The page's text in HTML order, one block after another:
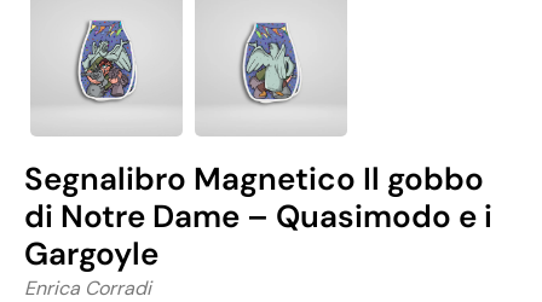
Segnalibro Magnetico Il gobbo
di Notre Dame – Quasimodo e i
Gargoyle
Enrica Corradi